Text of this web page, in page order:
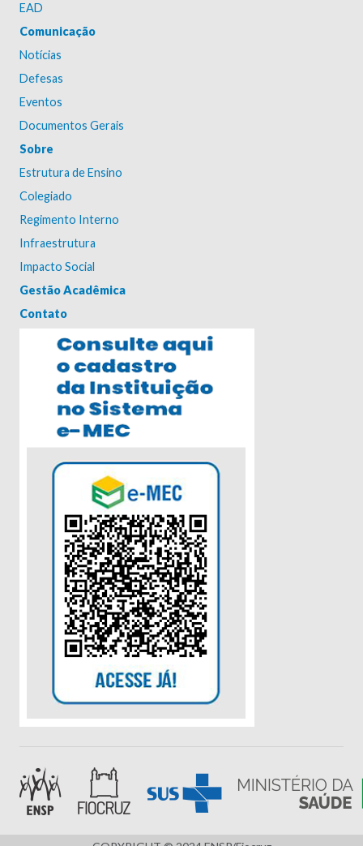
EAD
Comunicação
Notícias
Defesas
Eventos
Documentos Gerais
Sobre
Estrutura de Ensino
Colegiado
Regimento Interno
Infraestrutura
Impacto Social
Gestão Acadêmica
Contato